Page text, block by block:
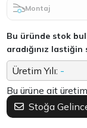
Montaj
Bu üründe stok
aradığınız
Üretim Yılı: -
Bu ürüne ait
Stoğa